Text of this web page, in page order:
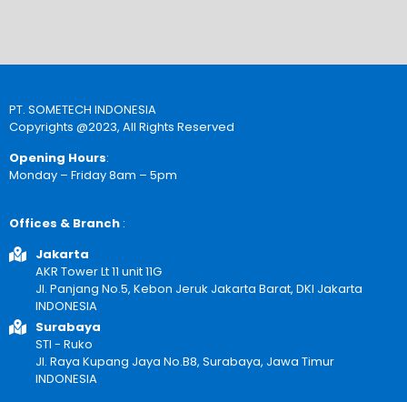
PT. SOMETECH INDONESIA
Copyrights @2023, All Rights Reserved
Opening Hours:
Monday – Friday 8am – 5pm
Offices & Branch :
Jakarta
AKR Tower Lt 11 unit 11G
Jl. Panjang No.5, Kebon Jeruk Jakarta Barat, DKI Jakarta
INDONESIA
Surabaya
STI - Ruko
Jl. Raya Kupang Jaya No.B8, Surabaya, Jawa Timur
INDONESIA